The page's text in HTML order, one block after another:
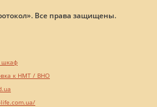
Все права защищены.
шкаф
к НМТ / ВНО